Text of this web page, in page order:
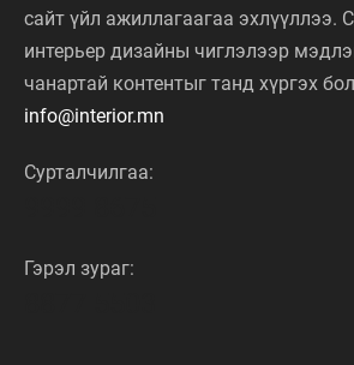
сайт үйл ажиллагаагаа эхлүүллээ.
интерьер дизайны чиглэлээр
чанартай контентыг танд хүргэх
info@interior.mn
Сурталчилгаа:
Гэрэл зураг: